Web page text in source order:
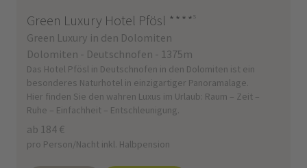
Green Luxury Hotel Pfösl ****s
Green Luxury in den Dolomiten
Dolomiten - Deutschnofen - 1375m
Das Hotel Pfösl in Deutschnofen in den Dolomiten ist ein
besonderes Naturhotel in einzigartiger Panoramalage.
Hier finden Sie den wahren Luxus im Urlaub: Raum – Zeit –
Ruhe – Einfachheit – Entschleunigung.
ab 184 €
pro Person/Nacht inkl. Halbpension